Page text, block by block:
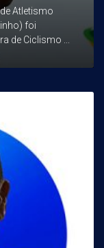
Atletismo
foi
de Ciclismo ...